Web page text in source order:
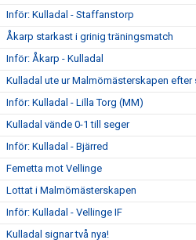
Inför: Kulladal - Staffanstorp
Åkarp starkast i grinig träningsmatch
Inför: Åkarp - Kulladal
Kulladal ute ur Malmömästerskapen
Inför: Kulladal - Lilla Torg (MM)
Kulladal vände 0-1 till seger
Inför: Kulladal - Bjärred
Femetta mot Vellinge
Lottat i Malmömästerskapen
Inför: Kulladal - Vellinge IF
Kulladal signar två nya!